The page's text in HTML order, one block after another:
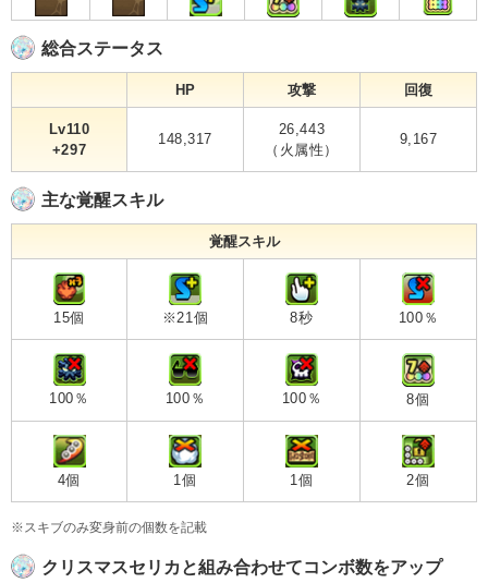
総合ステータス
HP 攻撃 回復
Lv110
+297
148,317
26,443
（火属性）
9,167
主な覚醒スキル
覚醒スキル
15個 ※21個 8秒 100％
100％ 100％ 100％ 8個
4個 1個 1個 2個
※スキブのみ変身前の個数を記載
クリスマスセリカと組み合わせてコンボ数をアップ